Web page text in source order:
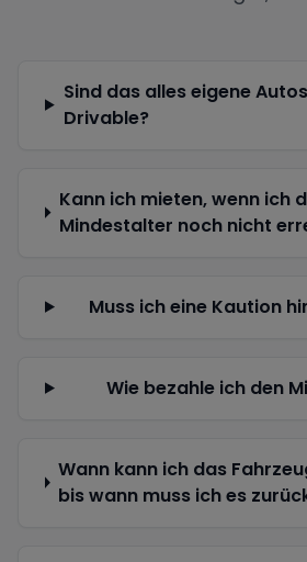
Sind das alles eigene
Drivable?
Kann ich mieten, wenn ich
Mindestalter noch nicht
Muss ich eine Kaution
Wie bezahle ich den
Wann kann ich das
bis wann muss ich es